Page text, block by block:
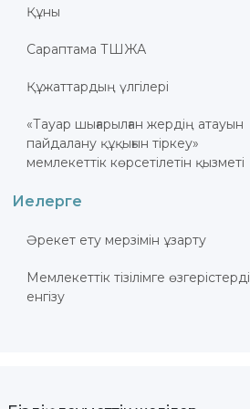
Құны
Сараптама ТШЖА
Құжаттардың үлгілері
«Тауар шығарылған жердің атауын
пайдалану құқығын тіркеу»
мемлекеттік көрсетілетін қызметі
Иелерге
Әрекет ету мерзімін ұзарту
Мемлекеттік тізілімге өзгерістерді
енгізу